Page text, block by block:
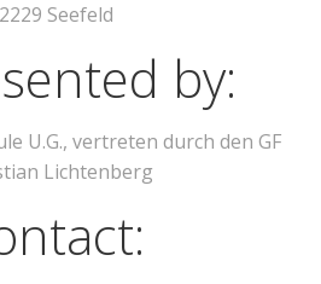
Seefeld
by:
U.G., vertreten durch den GF
Lichtenberg